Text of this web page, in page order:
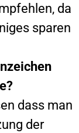
da
sparen
?
dass man
der